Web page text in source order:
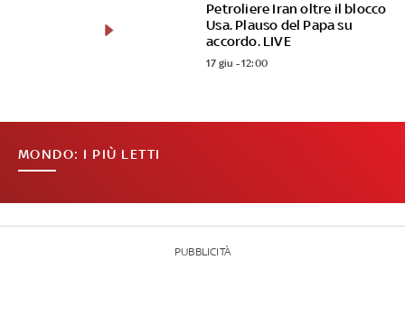
Petroliere Iran oltre il blocco
Usa. Plauso del Papa su
accordo. LIVE
17 giu - 12:00
MONDO: I PIÙ LETTI
PUBBLICITÀ